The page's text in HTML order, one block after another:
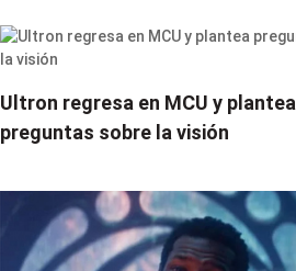
Ultron regresa en MCU y plantea
preguntas sobre la visión